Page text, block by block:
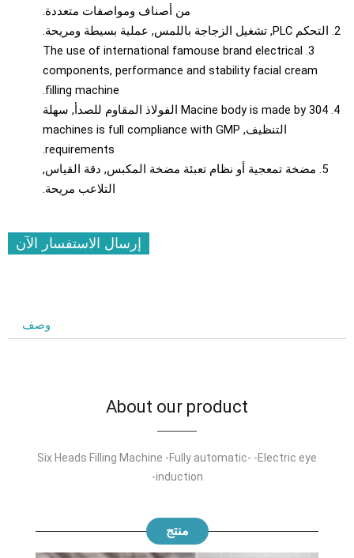
من أصناف ومواصفات متعددة.
The use of international famouse brand electrical
components,performance and stability facial cream
filling machine
.
Macine body is made by304 الفولاذ المقاوم للصدأ, سهلة
التنظيف,machines is full compliance with GMP
requirements
.
5. مضخة تمعجية أو نظام تعبئة مضخة المكبس, دقة القياس,
التلاعب مريحة.
إرسال الاستفسار الآن
وصف
About our product
Six Heads Filling Machine -Fully automatic - -Electric eye
induction
-
منتج